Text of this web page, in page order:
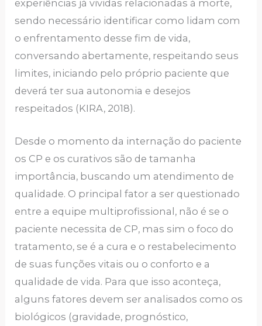
experiências já vividas relacionadas à morte,
sendo necessário identificar como lidam com
o enfrentamento desse fim de vida,
conversando abertamente, respeitando seus
limites, iniciando pelo próprio paciente que
deverá ter sua autonomia e desejos
respeitados (KIRA, 2018).
Desde o momento da internação do paciente
os CP e os curativos são de tamanha
importância, buscando um atendimento de
qualidade. O principal fator a ser questionado
entre a equipe multiprofissional, não é se o
paciente necessita de CP, mas sim o foco do
tratamento, se é a cura e o restabelecimento
de suas funções vitais ou o conforto e a
qualidade de vida. Para que isso aconteça,
alguns fatores devem ser analisados como os
biológicos (gravidade, prognóstico,